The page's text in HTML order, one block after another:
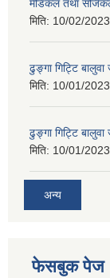
मेडिकल तथा
मिति: 10/02/
ढुङ्गा गिट्टि बालुवा
मिति: 10/01/
ढुङ्गा गिट्टि बालुवा
मिति: 10/01/
अन्य
फेसबुक पेज